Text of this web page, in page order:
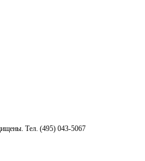
Тел. (495) 043-5067